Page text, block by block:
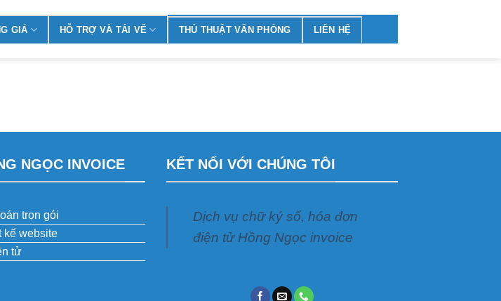
GIÁ HỖ TRỢ VÀ TẢI VỂ THỦ THUẬT VĂN PHÒNG LIÊN HỆ
NGỌC INVOICE
trọn gói
kế website
tử
KẾT NỐI VỚI CHÚNG TÔI
Dịch vụ chữ ký số, hóa đơn
điện tử Hồng Ngọc invoice